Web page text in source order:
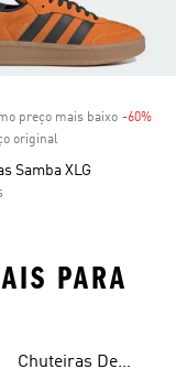
preço mais baixo -60%
original
Samba XLG
PARA
Chuteiras De